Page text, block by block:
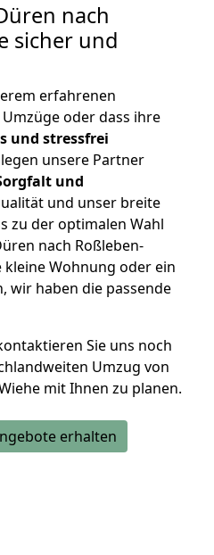
nach
sicher und
erfahrenen
oder dass ihre
und stressfrei
unsere Partner
und
und unser breite
zu der optimalen Wahl
nach Roßleben-
kleine Wohnung oder ein
wir haben die passende
Sie uns noch
Umzug von
mit Ihnen zu planen.
erhalten